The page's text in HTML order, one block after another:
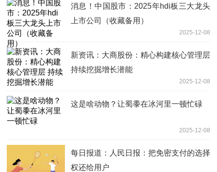
消息！中国股市：2025年hdi板三大龙头
上市公司（收藏备用）
2025-12-08
新资讯：大商股份：精心构建核心管理层
持续挖掘增长潜能
2025-12-08
这是啥动物？让蜀黍在冰河里一顿忙碌
2025-12-08
每日报道：人民日报：把免密支付的选择
权还给用户